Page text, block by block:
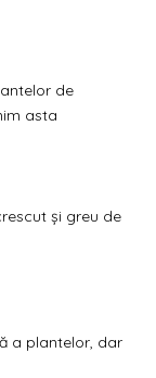
de
asta
și greu de
a plantelor, dar